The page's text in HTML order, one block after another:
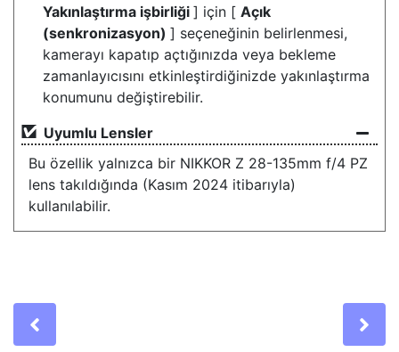
Yakınlaştırma işbirliği ] için [ Açık
(senkronizasyon) ] seçeneğinin belirlenmesi,
kamerayı kapatıp açtığınızda veya bekleme
zamanlayıcısını etkinleştirdiğinizde yakınlaştırma
konumunu değiştirebilir.
Uyumlu Lensler
Bu özellik yalnızca bir NIKKOR Z 28-135mm f/4 PZ
lens takıldığında (Kasım 2024 itibarıyla)
kullanılabilir.